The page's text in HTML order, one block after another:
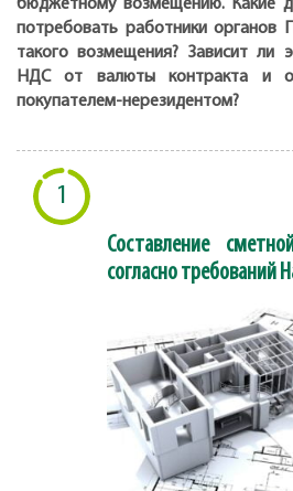
бюджетному возмещению. Какие
потребовать работники органов
такого возмещения? Зависит ли
НДС от валюты контракта и
покупателем-нерезидентом?
1
Составление
согласно требований